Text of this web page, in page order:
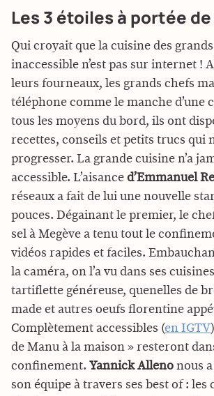
Les 3 étoiles à portée
Qui croyait que la cuisine des
inaccessible n’est pas sur internet !
leurs fourneaux, les grands chefs
téléphone comme le manche d’une
tous les moyens du bord, ils ont
recettes, conseils et petits trucs qui
progresser. La grande cuisine n’a
accessible. L’aisance d’Emmanuel
réseaux a fait de lui une nouvelle
pouces. Dégainant le premier, le
sel à Megève a tenu tout le
vidéos rapides et faciles.
la caméra, on l’a vu dans ses
tartiflette généreuse, quenelles de
made et autres oeufs florentine
Complètement accessibles (en IGTV
de Manu à la maison » resteront
confinement. Yannick Alleno nous
son équipe à travers ses best of : les